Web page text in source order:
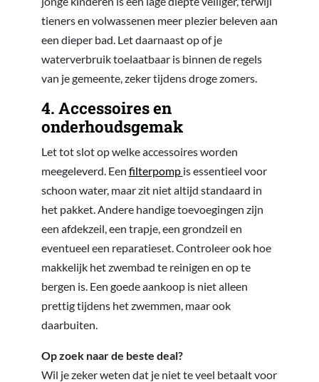
tieners en volwassenen meer plezier beleven aan
een dieper bad. Let daarnaast op of je
waterverbruik toelaatbaar is binnen de regels
van je gemeente, zeker tijdens droge zomers.
4. Accessoires en
onderhoudsgemak
Let tot slot op welke accessoires worden
meegeleverd. Een filterpomp is essentieel voor
schoon water, maar zit niet altijd standaard in
het pakket. Andere handige toevoegingen zijn
een afdekzeil, een trapje, een grondzeil en
eventueel een reparatieset. Controleer ook hoe
makkelijk het zwembad te reinigen en op te
bergen is. Een goede aankoop is niet alleen
prettig tijdens het zwemmen, maar ook
daarbuiten.
Op zoek naar de beste deal?
Wil je zeker weten dat je niet te veel betaalt voor